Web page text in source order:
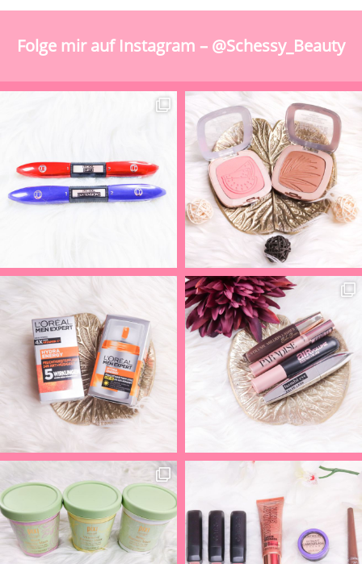
Folge mir auf Instagram – @Schessy_Beauty